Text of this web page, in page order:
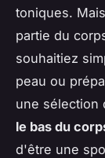
toniques.
partie du
souhaitiez
peau ou
une sélection
le bas du
d'être une